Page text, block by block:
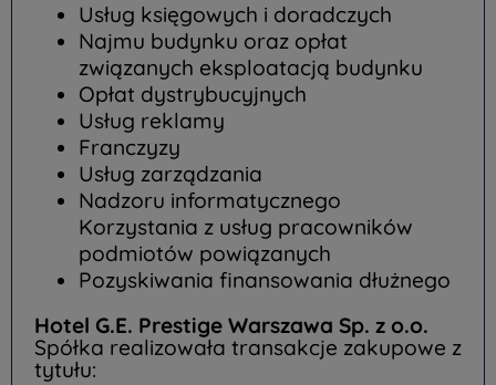
Usług księgowych i doradczych
Najmu budynku oraz opłat
związanych eksploatacją budynku
Opłat dystrybucyjnych
Usług reklamy
Franczyzy
Usług zarządzania
Nadzoru informatycznego
Korzystania z usług pracowników
podmiotów powiązanych
Pozyskiwania finansowania dłużnego
Hotel G.E. Prestige Warszawa Sp. z o.o.
Spółka realizowała transakcje zakupowe z
tytułu: